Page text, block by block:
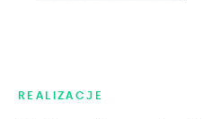
REALIZACJE